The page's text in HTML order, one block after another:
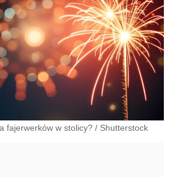
fajerwerków w stolicy? / Shutterstock